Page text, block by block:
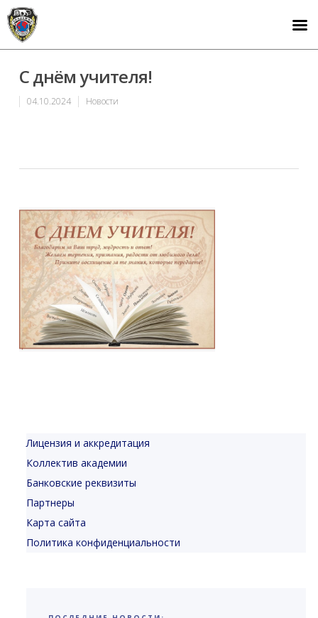
С днём учителя!
04.10.2024 Новости
Лицензия и аккредитация
Коллектив академии
Банковские реквизиты
Партнеры
Карта сайта
Политика конфиденциальности